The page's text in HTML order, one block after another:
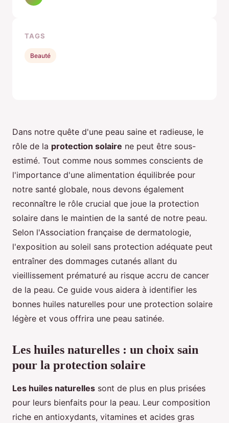
Dans notre quête d'une peau saine et radieuse, le
rôle de la protection solaire ne peut être sous-
estimé. Tout comme nous sommes conscients de
l'importance d'une alimentation équilibrée pour
notre santé globale, nous devons également
reconnaître le rôle crucial que joue la protection
solaire dans le maintien de la santé de notre peau.
Selon l'Association française de dermatologie,
l'exposition au soleil sans protection adéquate peut
entraîner des dommages cutanés allant du
vieillissement prématuré au risque accru de cancer
de la peau. Ce guide vous aidera à identifier les
bonnes huiles naturelles pour une protection solaire
légère et vous offrira une peau satinée.
Les huiles naturelles : un choix sain
pour la protection solaire
Les huiles naturelles sont de plus en plus prisées
pour leurs bienfaits pour la peau. Leur composition
riche en antioxydants, vitamines et acides gras
TAGS
Beauté